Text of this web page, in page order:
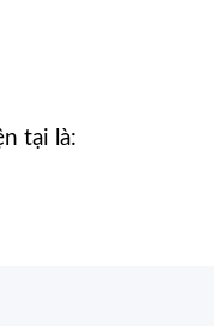
tại là: